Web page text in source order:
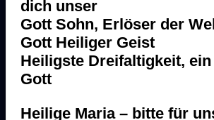
dich unser
Gott Sohn, Erlöser der
Gott Heiliger Geist
Heiligste Dreifaltigkeit,
Gott
Heilige Maria – bitte für